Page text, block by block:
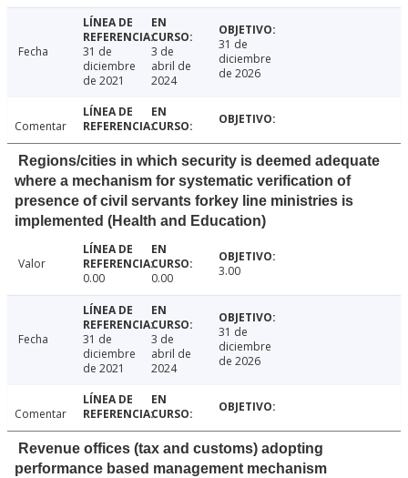
Fecha
31 de
diciembre
de 2021
3 de
abril de
2024
31 de
diciembre
de 2026
Comentar
Regions/cities in which security is deemed adequate
where a mechanism for systematic verification of
presence of civil servants forkey line ministries is
implemented (Health and Education)
Valor
0.00
0.00 3.00
Fecha
31 de
diciembre
de 2021
3 de
abril de
2024
31 de
diciembre
de 2026
Comentar
Revenue offices (tax and customs) adopting
performance based management mechanism